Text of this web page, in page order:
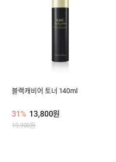
블랙캐비어 토너 140ml
31% 13,800원
19,900원